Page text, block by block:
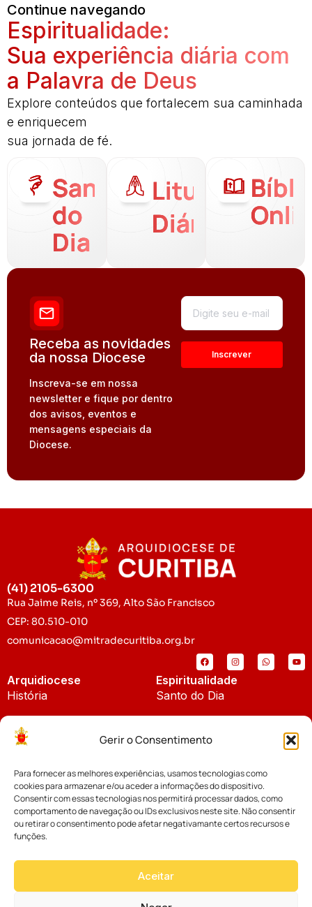
Gerir o Consentimento
Para fornecer as melhores experiências, usamos tecnologias como
cookies para armazenar e/ou aceder a informações do dispositivo.
Consentir com essas tecnologias nos permitirá processar dados, como
comportamento de navegação ou IDs exclusivos neste site. Não consentir
ou retirar o consentimento pode afetar negativamante certos recursos e
funções.
Aceitar
Continue navegando
Espiritualidade:
Sua experiência diária com
a Palavra de Deus
Explore conteúdos que fortalecem sua caminhada
e enriquecem
sua jornada de fé.
Santo
do
Dia
Liturgia
Diária
Receba as novidades
da nossa Diocese
Inscreva-se em nossa
newsletter e fique por dentro
dos avisos, eventos e
mensagens especiais da
Diocese.
(41) 2105-6300
Rua Jaime Reis, nº 369, Alto São Francisco
CEP: 80.510-010
comunicacao@mitradecuritiba.org.br
Arquidiocese
História
Padroeira
Espiritualidade
Santo do Dia
Notícias
Notícias da Arquidiocese
Notícias Cáritas
Palavra dos Bispos
Cúria Diocesana
Fundo Diocesano
Vicariatos da Educação
Eventos